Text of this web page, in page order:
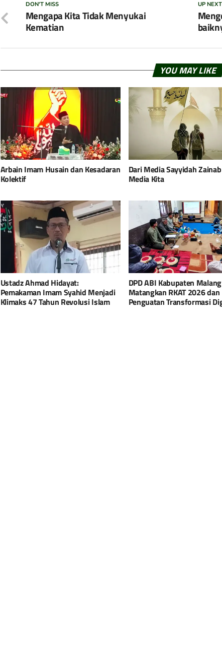
UP NEXT
DON'T MISS
Mengapa Kita Tidak Menyukai
Kematian
YOU MAY LIKE
Arbain Imam Husain dan Kesadaran
Kolektif
Dari Media Sayyidah
Media Kita
Ustadz Ahmad Hidayat:
Pemakaman Imam Syahid Menjadi
Klimaks 47 Tahun Revolusi Islam
DPD ABI Kabupaten Malang
Matangkan RKAT 2026 dan
Penguatan Transformasi